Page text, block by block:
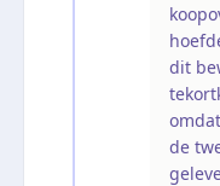
dit
de